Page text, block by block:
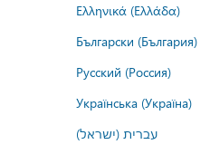
Ελληνικά (Ελλάδα)
Български (България)
Русский (Россия)
Українська (Україна)
עברית (ישראל)